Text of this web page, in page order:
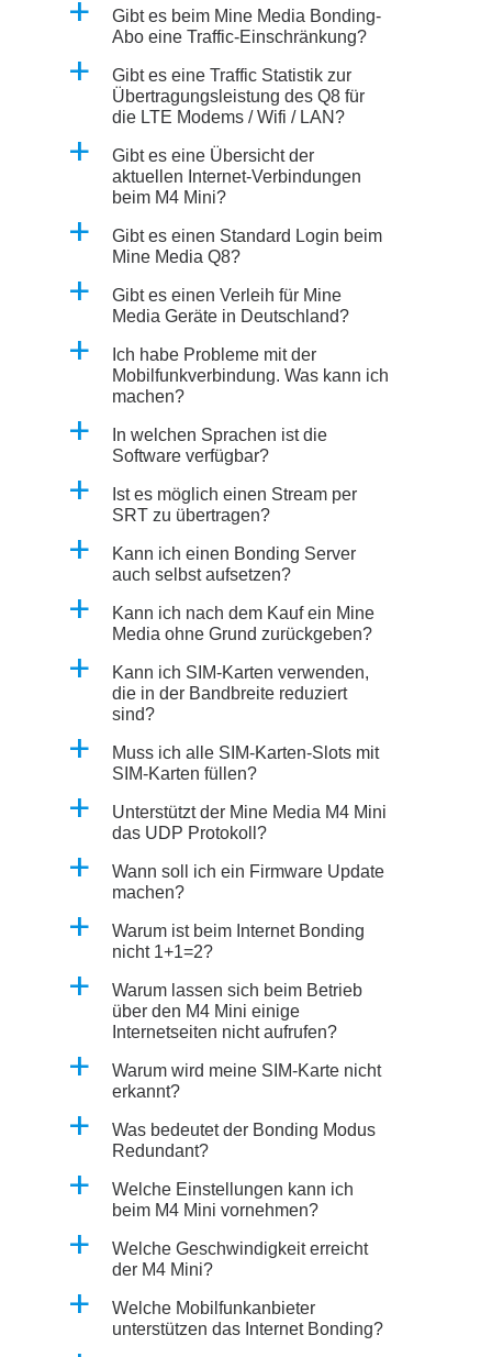
a
Gibt es beim Mine Media Bonding-
Abo eine Traffic-Einschränkung?
a
Gibt es eine Traffic Statistik zur
Übertragungsleistung des Q8 für
die LTE Modems / Wifi / LAN?
a
Gibt es eine Übersicht der
aktuellen Internet-Verbindungen
beim M4 Mini?
a
Gibt es einen Standard Login beim
Mine Media Q8?
a
Gibt es einen Verleih für Mine
Media Geräte in Deutschland?
a
Ich habe Probleme mit der
Mobilfunkverbindung. Was kann ich
machen?
a
In welchen Sprachen ist die
Software verfügbar?
a
Ist es möglich einen Stream per
SRT zu übertragen?
a
Kann ich einen Bonding Server
auch selbst aufsetzen?
a
Kann ich nach dem Kauf ein Mine
Media ohne Grund zurückgeben?
a
Kann ich SIM-Karten verwenden,
die in der Bandbreite reduziert
sind?
a
Muss ich alle SIM-Karten-Slots mit
SIM-Karten füllen?
a
Unterstützt der Mine Media M4 Mini
das UDP Protokoll?
a
Wann soll ich ein Firmware Update
machen?
a
Warum ist beim Internet Bonding
nicht 1+1=2?
a
Warum lassen sich beim Betrieb
über den M4 Mini einige
Internetseiten nicht aufrufen?
a
Warum wird meine SIM-Karte nicht
erkannt?
a
Was bedeutet der Bonding Modus
Redundant?
a
Welche Einstellungen kann ich
beim M4 Mini vornehmen?
a
Welche Geschwindigkeit erreicht
der M4 Mini?
a
Welche Mobilfunkanbieter
unterstützen das Internet Bonding?